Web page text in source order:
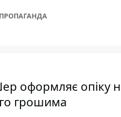
ПРОПАГАНДА
оформляє опіку
грошима